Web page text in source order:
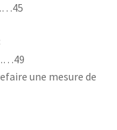
une mesure de